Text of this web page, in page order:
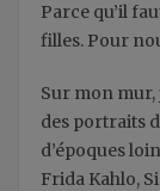
Parce qu’il
filles. Pour
Sur mon mur,
des portraits
d’époques
Frida Kahlo,